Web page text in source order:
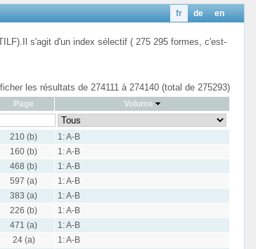
en
de
fr
s'agit d'un index sélectif ( 275 295 formes, c'est-
les résultats de 274111 à 274140 (total de 275293)
Page Volume
210 (b)
1: A-B
160 (b)
1: A-B
468 (b)
1: A-B
597 (a)
1: A-B
383 (a)
1: A-B
226 (b)
1: A-B
471 (a)
1: A-B
24 (a)
1: A-B